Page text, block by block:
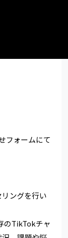
フォームにて
ングを行い
のTikTokチャ